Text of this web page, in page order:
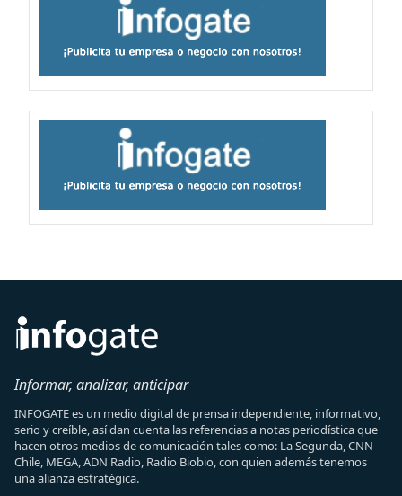
Informar, analizar, anticipar
INFOGATE es un medio digital de prensa independiente, informativo,
serio y creíble, así dan cuenta las referencias a notas periodística que
hacen otros medios de comunicación tales como: La Segunda, CNN
Chile, MEGA, ADN Radio, Radio Biobio, con quien además tenemos
una alianza estratégica.